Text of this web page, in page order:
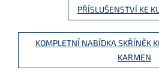
PŘÍSLUŠENSTVÍ KE
KOMPLETNÍ NABÍDKA SKŘÍNĚK
KARMEN